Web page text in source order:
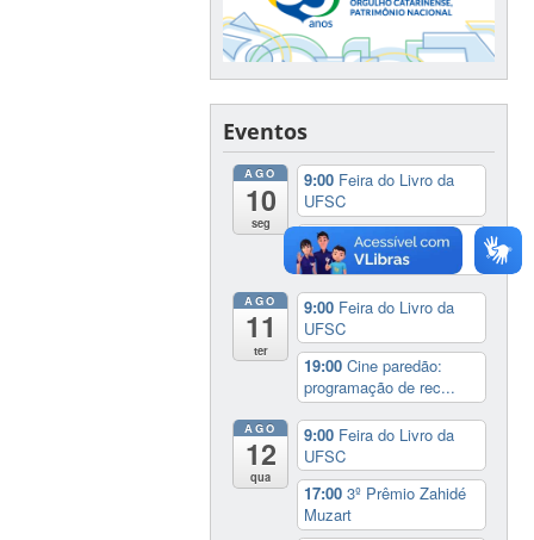
Eventos
AGO
10
seg
9:00 Feira do Livro da
UFSC
19:00
Cine paredão:
programação de rec...
AGO
11
ter
9:00 Feira do Livro da
UFSC
19:00Cine paredão:
programação de rec...
AGO
12
qua
9:00 Feira do Livro da
UFSC
17:003º Prêmio Zahidé
Muzart